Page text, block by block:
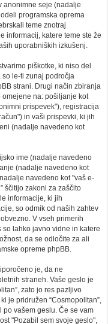
anonimne seje (nadalje
programska oprema
teme znotraj
informacij, katere teme ste že
uporabniških izkušenj.
piškotke, ki niso del
so le-ti zunaj področja
strani. Drugi način zbiranja
na: pošiljanje kot
prispevek"), registracija
in vaši prispevki, ki jih
(nadalje navedeno kot
ime (nadalje navedeno
(nadalje navedeno kot
navedeno kot "vaš e-
ščitijo zakoni za zaščito
informacije, ki jih
so odmik od naših zahtev
V vseh primerih
lahko javno vidne in katere
da se odločite za ali
opreme phpBB.
je, da ne
straneh. Vaše geslo je
zato jo res pazljivo
je pridružen “Cosmopolitan”,
vašem geslu. Če se vam
"Pozabil sem svoje geslo",